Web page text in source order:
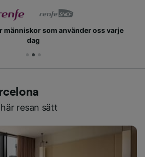
människor som använder oss varje
dag
resan sätt